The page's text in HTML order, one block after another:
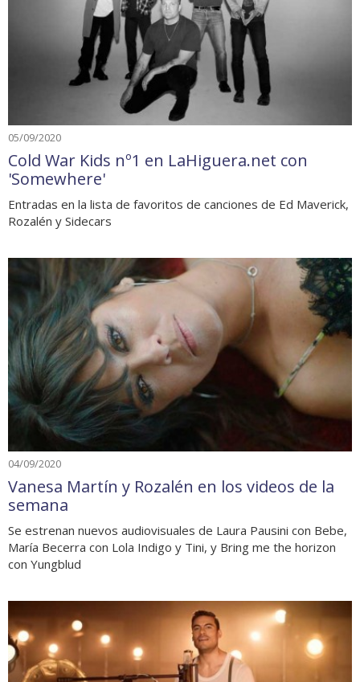
05/09/2020
Cold War Kids nº1 en LaHiguera.net con
'Somewhere'
Entradas en la lista de favoritos de canciones de Ed Maverick,
Rozalén y Sidecars
04/09/2020
Vanesa Martín y Rozalén en los videos de la
semana
Se estrenan nuevos audiovisuales de Laura Pausini con Bebe,
María Becerra con Lola Indigo y Tini, y Bring me the horizon
con Yungblud